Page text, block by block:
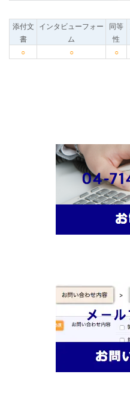
添付文
書
インタビューフォー
ム
同等
性
○
○ ○